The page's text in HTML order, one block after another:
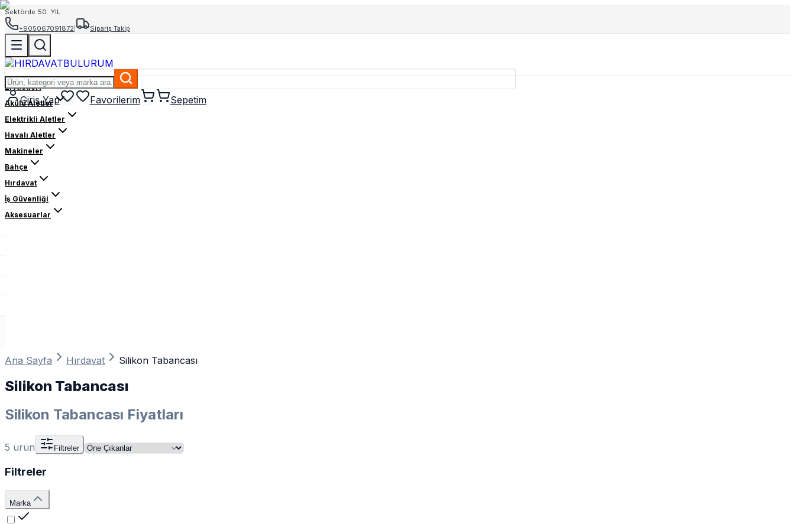
Sektörde 50. YIL
+905067091872
Sipariş Takip
Giriş Yap Favorilerim Sepetim
El Aletleri
Akülü Aletler
Elektrikli Aletler
Havalı Aletler
Makineler
Bahçe
Hırdavat
İş Güvenliği
Aksesuarlar
Ana Sayfa Hırdavat Silikon Tabancası
Silikon Tabancası
Silikon Tabancası Fiyatları
5 ürün Filtreler
Filtreler
Marka